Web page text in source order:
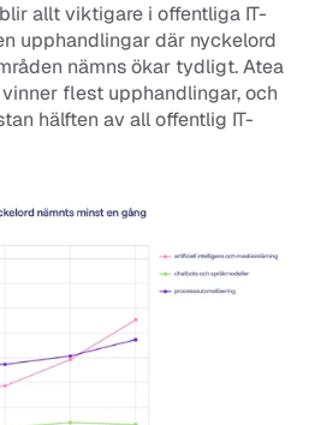
allt viktigare i offentliga IT-
upphandlingar där nyckelord
nämns ökar tydligt. Atea
flest upphandlingar, och
hälften av all offentlig IT-